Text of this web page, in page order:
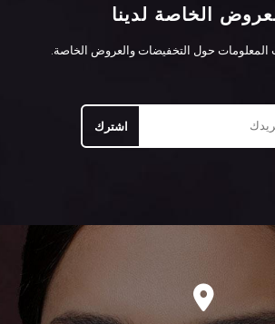
الخاصة لدينا
حول التخفيضات والعروض الخاصة.